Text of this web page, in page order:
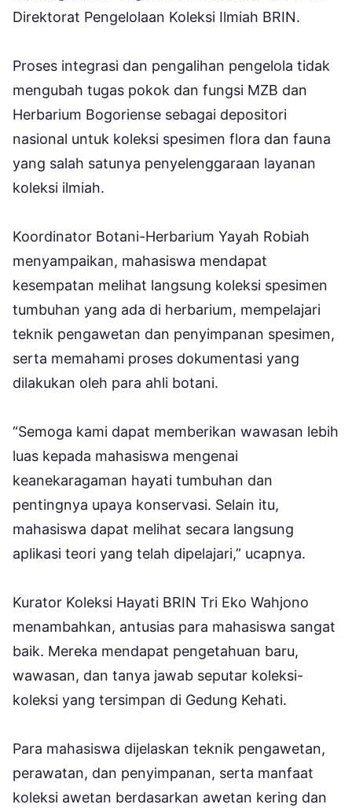
Direktorat Pengelolaan Koleksi Ilmiah BRIN.
Proses integrasi dan pengalihan pengelola tidak
mengubah tugas pokok dan fungsi MZB dan
Herbarium Bogoriense sebagai depositori
nasional untuk koleksi spesimen flora dan fauna
yang salah satunya penyelenggaraan layanan
koleksi ilmiah.
Koordinator Botani-Herbarium Yayah Robiah
menyampaikan, mahasiswa mendapat
kesempatan melihat langsung koleksi spesimen
tumbuhan yang ada di herbarium, mempelajari
teknik pengawetan dan penyimpanan spesimen,
serta memahami proses dokumentasi yang
dilakukan oleh para ahli botani.
“Semoga kami dapat memberikan wawasan lebih
luas kepada mahasiswa mengenai
keanekaragaman hayati tumbuhan dan
pentingnya upaya konservasi. Selain itu,
mahasiswa dapat melihat secara langsung
aplikasi teori yang telah dipelajari,” ucapnya.
Kurator Koleksi Hayati BRIN Tri Eko Wahjono
menambahkan, antusias para mahasiswa sangat
baik. Mereka mendapat pengetahuan baru,
wawasan, dan tanya jawab seputar koleksi-
koleksi yang tersimpan di Gedung Kehati.
Para mahasiswa dijelaskan teknik pengawetan,
perawatan, dan penyimpanan, serta manfaat
koleksi awetan berdasarkan awetan kering dan